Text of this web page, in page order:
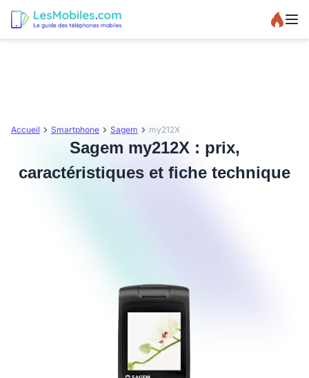
Accueil Smartphone Sagem my212X
Sagem my212X : prix,
caractéristiques et fiche technique